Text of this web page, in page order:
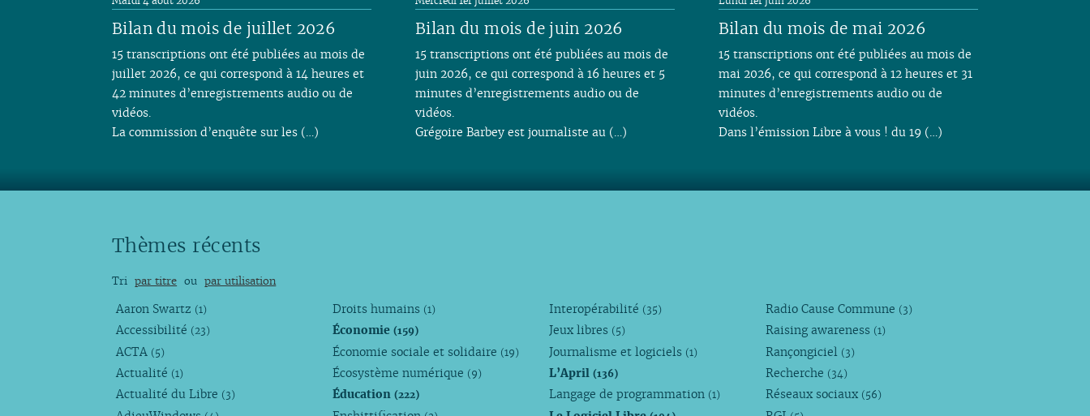
Bilan du mois de juillet 2026
15 transcriptions ont été publiées au mois de
juillet 2026, ce qui correspond à 14 heures et
42 minutes d’enregistrements audio ou de
vidéos.
La commission d’enquête sur les (…)
Bilan du mois de juin 2026
15 transcriptions ont été publiées au mois de
juin 2026, ce qui correspond à 16 heures et 5
minutes d’enregistrements audio ou de
vidéos.
Grégoire Barbey est journaliste au (…)
Bilan du mois de mai 2026
15 transcriptions ont été publiées au mois de
mai 2026, ce qui correspond à 12 heures et 31
minutes d’enregistrements audio ou de
vidéos.
Dans l’émission Libre à vous ! du 19 (…)
Thèmes récents
Tri par titre ou par utilisation
Aaron Swartz (1)
Accessibilité (23)
ACTA (5)
Actualité (1)
Actualité du Libre (3)
Droits humains (1)
Économie(159)
Économie sociale et solidaire (19)
Écosystème numérique (9)
Éducation(222)
Interopérabilité (35)
Jeux libres (5)
Journalisme et logiciels (1)
L’April(136)
Langage de programmation (1)
Radio Cause Commune (3)
Raising awareness (1)
Rançongiciel (3)
Recherche (34)
Réseaux sociaux (56)